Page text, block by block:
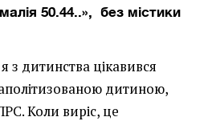
50.44..», без містики
з дитинства цікавився
дитиною,
Коли виріс, це